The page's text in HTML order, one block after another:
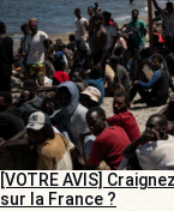
[VOTRE AVIS]
sur la France ?